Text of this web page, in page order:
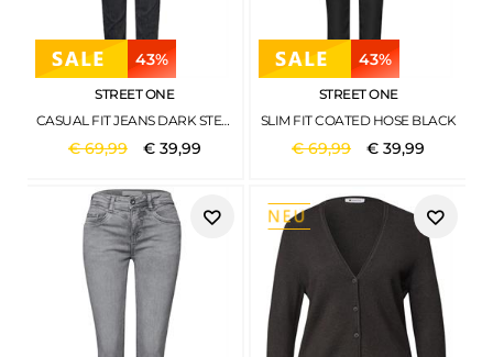
43%
STREET ONE
CASUAL FIT JEANS DARK STEEL GREY WASHED
€69,99 € 39,99
43%
STREET ONE
SLIM FIT COATED HOSE BLACK
€69,99 €39,99